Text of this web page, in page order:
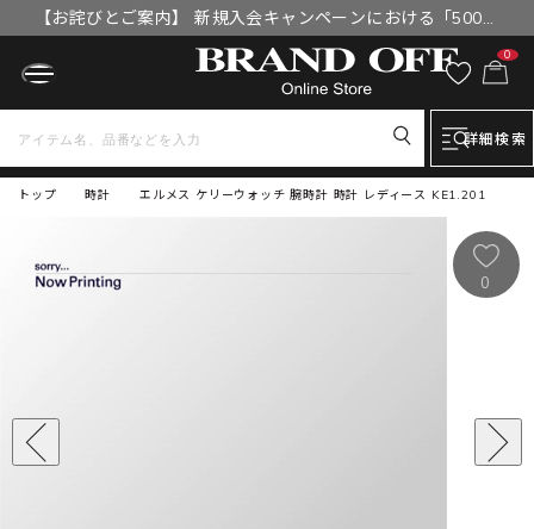
【お詫びとご案内】 新規入会キャンペーンにおける「500円
OFFクーポン」付与漏れと補填について
0
詳細検索
トップ エルメス ケリーウォッチ 腕時計 時計 レディース KE1.201
時計
0